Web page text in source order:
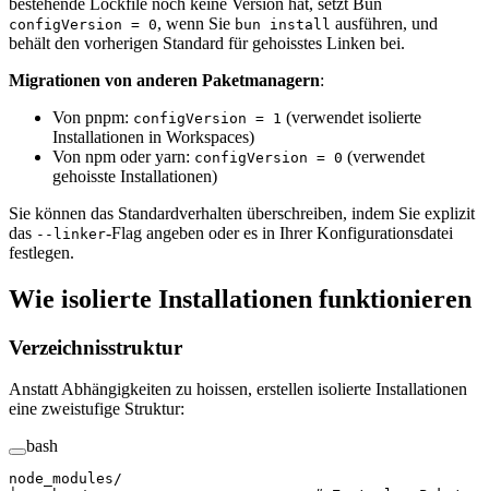
bestehende Lockfile noch keine Version hat, setzt Bun
configVersion = 0, wenn Sie bun install ausführen, und
behält den vorherigen Standard für gehoisstes Linken bei.
Migrationen von anderen Paketmanagern:
Von pnpm: configVersion = 1 (verwendet isolierte
Installationen in Workspaces)
Von npm oder yarn: configVersion = 0 (verwendet
gehoisste Installationen)
Sie können das Standardverhalten überschreiben, indem Sie explizit
das --linker-Flag angeben oder es in Ihrer Konfigurationsdatei
festlegen.
Wie isolierte Installationen funktionieren
Verzeichnisstruktur
Anstatt Abhängigkeiten zu hoissen, erstellen isolierte Installationen
eine zweistufige Struktur:
bash
node_modules/